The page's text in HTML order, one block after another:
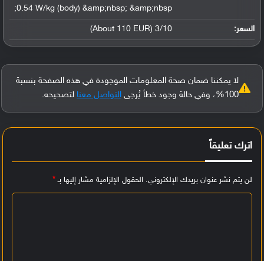
0.54 W/kg (body) &amp;nbsp; &amp;nbsp;
السعر: 3/10 (About 110 EUR)
لا يمكننا ضمان صحة المعلومات الموجودة في هذه الصفحة بنسبة
100%، وفي حالة وجود خطأ يُرجى
التواصل معنا لتصحيحه.
اترك تعليقاً
لن يتم نشر عنوان بريدك الإلكتروني. الحقول الإلزامية مشار إليها بـ*